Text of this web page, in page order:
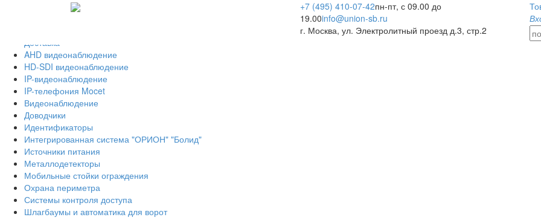
Доставка
AHD видеонаблюдение
HD-SDI видеонаблюдение
IP-видеонаблюдение
IP-телефония Mocet
Видеонаблюдение
Доводчики
Идентификаторы
Интегрированная система "ОРИОН" "Болид"
Источники питания
Металлодетекторы
Мобильные стойки ограждения
Охрана периметра
Системы контроля доступа
Шлагбаумы и автоматика для ворот
+7 (495) 410-07-42пн-пт, с 09.00 до
19.00info@union-sb.ru
г. Москва, ул. Электролитный проезд д.3, стр.2